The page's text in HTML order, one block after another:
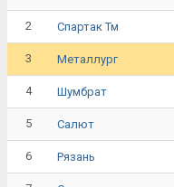
2 Спартак Тм
3 Металлург
4 Шумбрат
5 Салют
6 Рязань